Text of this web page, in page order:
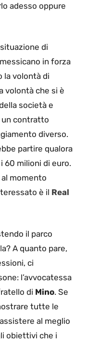
adesso oppure
situazione di
in forza
la volontà di
volontà che si è
società e
un contratto
diverso.
partire qualora
60 milioni di euro.
momento
è il Real
il parco
A quanto pare,
ci
l’avvocatessa
di Mino. Se
tutte le
al meglio
obiettivi che i